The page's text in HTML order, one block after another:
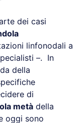
dei casi
linfonodali a
–. In
della
di
metà della
oggi sono